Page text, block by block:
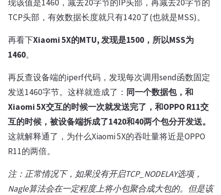
现该值是1460，减去20字节的IP头部，再减去20字节的
TCP头部，有效数据长度就只有1420了(也就是MSS)。
再看下Xiaomi 5X的MTU, 发现是1500，所以MSS为
1460。
再反查设备端的iperf代码，发现每次调用send函数固定
发送1460字节。这样就造成了： 同一个数据包，和
Xiaomi 5X交互的时候一次就发送完了，和OPPO R11交
互的时候，被设备端拆成了1420和40两个包分开发送。
这就解释通了，为什么Xiaomi 5X的吞吐量将近是OPPO
R11的两倍。
注：正常情况下，如果没有开启TCP_NODELAY选项，
Nagle算法会在一定程度上将小包聚合成大包的。但是该